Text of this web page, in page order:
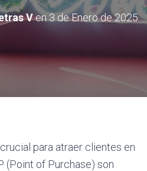
Ven 3 de Enero de 2025
para atraer clientes en
(Point of Purchase) son